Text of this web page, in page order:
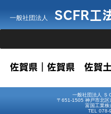
一般社団法人 SCFR工
佐賀県｜佐賀県 佐賀
一般社団法人 Ｓ
〒651-1505 神戸市北
富国工業
TEL 078-